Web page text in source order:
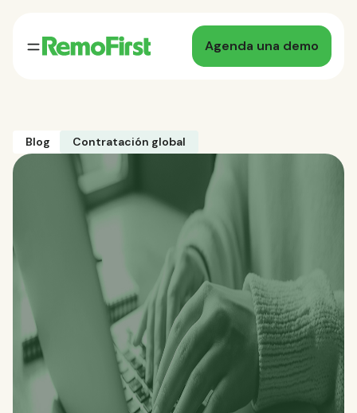
Agenda una demo
Blog Contratación global